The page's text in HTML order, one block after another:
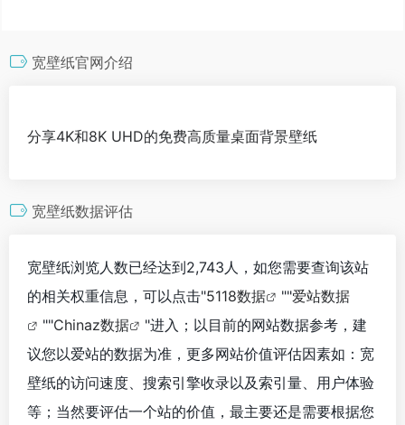
宽壁纸官网介绍
分享4K和8K UHD的免费高质量桌面背景壁纸
宽壁纸数据评估
宽壁纸浏览人数已经达到2,743人，如您需要查询该站
的相关权重信息，可以点击"5118数据 ""爱站数据
""Chinaz数据
"进入；以目前的网站数据参考，建
议您以爱站的数据为准，更多网站价值评估因素如：宽
壁纸的访问速度、搜索引擎收录以及索引量、用户体验
等；当然要评估一个站的价值，最主要还是需要根据您